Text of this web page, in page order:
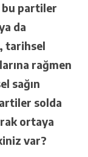
bu partiler
da
tarihsel
rağmen
sağın
solda
ortaya
var?